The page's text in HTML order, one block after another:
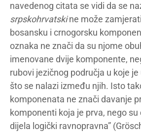
navedenog citata se vidi da se
srpskohrvatskine može
bosansku i crnogorsku
oznaka ne znači da su njome
imenovane dvije komponente,
rubovi jezičnog područja u koje
što se nalazi između njih. Isto
komponenata ne znači davanje
komponenti koja je prva, nego su
dijela logički ravnopravna”